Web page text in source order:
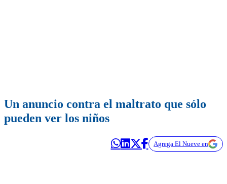
Un anuncio contra el maltrato que sólo
pueden ver los niños
Agrega El Nueve en